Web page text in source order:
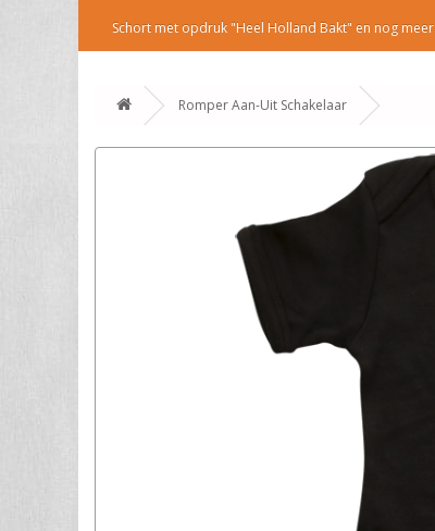
Schort met opdruk "Heel Holland Bakt" en nog meer
Romper Aan-Uit Schakelaar